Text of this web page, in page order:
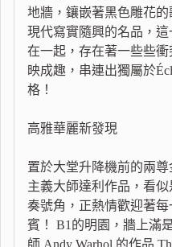
地牆，鑲嵌著黑色雕花
現代寫實隨興的名品，
在一起，存在著一些些
映成趣，串連出獨屬於
格！
高雅華麗新發現
置於大堂升降機前的兩
主義大師達利作品，看
奏號角，正熱情歡迎著每
賓！ B1的明園，牆上滿
師 Andy Warhol 的作品